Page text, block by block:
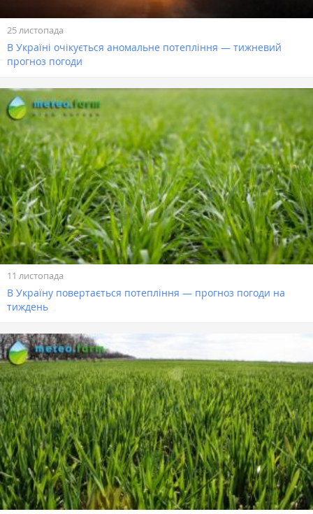
25 листопада
В Україні очікується аномальне потепління — тижневий
прогноз погоди
11 листопада
В Україну повертається потепління — прогноз погоди на
тиждень